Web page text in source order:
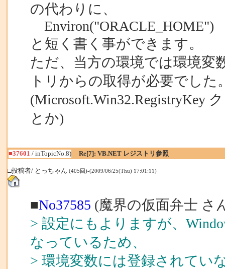
の代わりに、
Environ("ORACLE_HOME")
と短く書く事ができます。
ただ、当方の環境では環境変
トリからの取得が必要でした
(Microsoft.Win32.RegistryKey
とか)
■37601 / inTopicNo.8) Re[7]: VB.NET レジストリ参照
□投稿者/ とっちゃん (405回)-(2009/06/25(Thu) 17:01:11)
■No37585 (魔界の仮面弁士 さ
> 設定にもよりますが、
なっているため、
> 環境変数には登録されてい